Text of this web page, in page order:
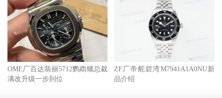
OME厂百达翡丽5712鹦鹉螺总裁
满改升级一步到位
ZF厂帝舵碧湾M7941A1A0NU新
品介绍